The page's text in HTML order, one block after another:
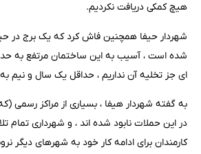
هیچ کمکی دریافت نکردیم.
شهردار حیفا همچنین فاش کرد که یک برج در
شده است ، آسیب به این ساختمان مرتفع به
ای جز تخلیه آن نداریم ، حداقل یک سال و نیم
به گفته شهردار هیفا ، بسیاری از مراکز رسمی
در این حملات نابود شده اند ، و شهرداری تمام
کارمندان برای ادامه کار خود به شهرهای دیگر